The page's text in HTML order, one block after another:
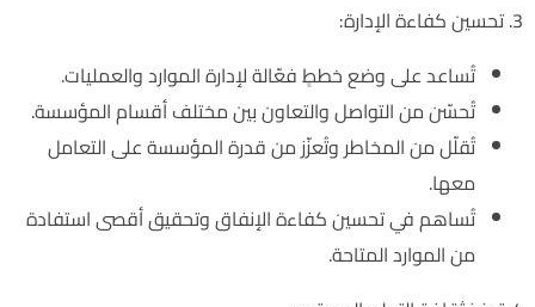
3. تحسين كفاءة الإدارة:
تُساعد على وضع خططٍ فعّالة لإدارة الموارد والعمليات.
تُحسّن من التواصل والتعاون بين مختلف أقسام المؤسسة.
تُقلّل من المخاطر وتُعزّز من قدرة المؤسسة على التعامل
معها.
تُساهم في تحسين كفاءة الإنفاق وتحقيق أقصى استفادة
من الموارد المتاحة.